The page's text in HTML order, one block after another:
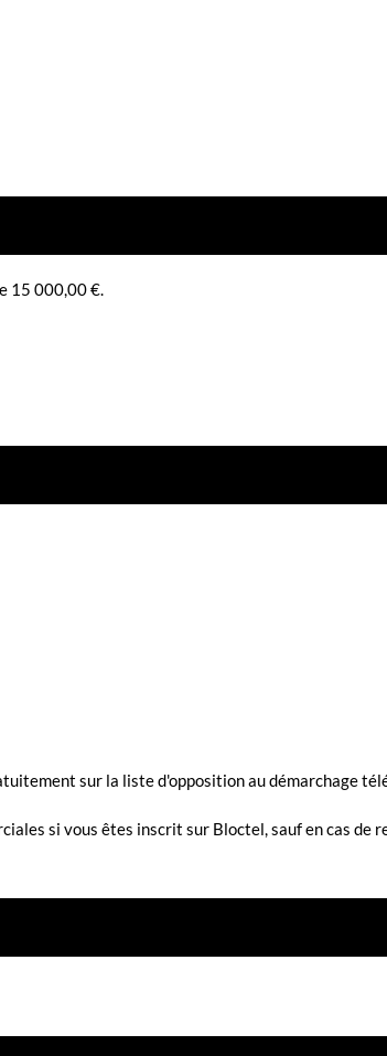
15 000,00 €.
sur la liste d'opposition au démarchage
si vous êtes inscrit sur Bloctel, sauf en cas de